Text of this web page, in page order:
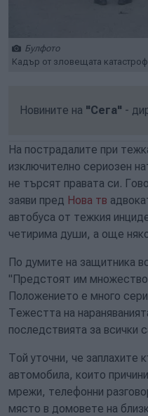
Булфото
Кадър от зловещата
Новините на "Сега" -
На пострадалите при
изключително сериозен
не търсят правата си.
заяви пред Нова тв
автобуса от тежкия
четирима души, а още
По думите на защитника
"Предстоят им множество
Положението е много
Тежестта на
последствията за всички
Той уточни, че заплахите
автомобила, които
мрежи, телефонни
място в домовете на